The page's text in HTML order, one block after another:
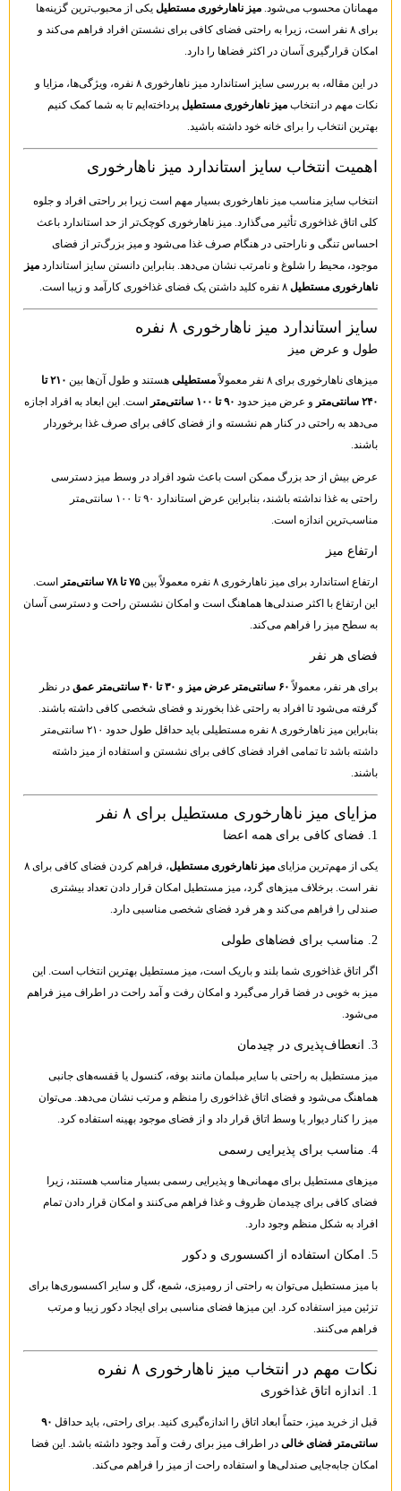
مهمانان محسوب می‌شود.میز ناهارخوری مستطیلیکی از محبوب‌ترین گزینه‌ها
برای ۸ نفر است، زیرا به راحتی فضای کافی برای نشستن افراد فراهم می‌کند و
امکان قرارگیری آسان در اکثر فضاها را دارد.
در این مقاله، به بررسی سایز استاندارد میز ناهارخوری ۸ نفره، ویژگی‌ها، مزایا و
نکات مهم در انتخابمیز ناهارخوری مستطیلپرداخته‌ایم تا به شما کمک کنیم
بهترین انتخاب را برای خانه خود داشته باشید.
اهمیت انتخاب سایز استاندارد میز ناهارخوری
انتخاب سایز مناسب میز ناهارخوری بسیار مهم است زیرا بر راحتی افراد و جلوه
کلی اتاق غذاخوری تأثیر می‌گذارد. میز ناهارخوری کوچک‌تر از حد استاندارد باعث
احساس تنگی و ناراحتی در هنگام صرف غذا می‌شود و میز بزرگ‌تر از فضای
موجود، محیط را شلوغ و نامرتب نشان می‌دهد. بنابراین دانستن سایز استانداردمیز
ناهارخوری مستطیل۸ نفره کلید داشتن یک فضای غذاخوری کارآمد و زیبا است.
سایز استاندارد میز ناهارخوری ۸ نفره
طول و عرض میز
میزهای ناهارخوری برای ۸ نفر معمولاً مستطیلیهستند و طول آن‌ها بین
۲۱۰ تا
و عرض میز حدود۹۰ تا ۱۰۰ سانتی‌متر
است. این ابعاد به افراد اجازه
می‌دهد به راحتی در کنار هم نشسته و از فضای کافی برای صرف غذا برخوردار
باشند.
عرض بیش از حد بزرگ ممکن است باعث شود افراد در وسط میز دسترسی
راحتی به غذا نداشته باشند، بنابراین عرض استاندارد ۹۰ تا ۱۰۰ سانتی‌متر
مناسب‌ترین اندازه است.
ارتفاع میز
ارتفاع استاندارد برای میز ناهارخوری ۸ نفره معمولاً بین ۷۵ تا ۷۸ سانتی‌متر
است.
این ارتفاع با اکثر صندلی‌ها هماهنگ است و امکان نشستن راحت و دسترسی آسان
به سطح میز را فراهم می‌کند.
فضای هر نفر
برای هر نفر، معمولاً۶۰ سانتی‌متر عرض میز و۳۰ تا ۴۰ سانتی‌متر عمق
در نظر
گرفته می‌شود تا افراد به راحتی غذا بخورند و فضای شخصی کافی داشته باشند.
بنابراین میز ناهارخوری ۸ نفره مستطیلی باید حداقل طول حدود ۲۱۰ سانتی‌متر
داشته باشد تا تمامی افراد فضای کافی برای نشستن و استفاده از میز داشته
باشند.
مزایای میز ناهارخوری مستطیل برای ۸ نفر
یکی از مهم‌ترین مزایایمیز ناهارخوری مستطیل
، فراهم کردن فضای کافی برای ۸
نفر است. برخلاف میزهای گرد، میز مستطیل امکان قرار دادن تعداد بیشتری
صندلی را فراهم می‌کند و هر فرد فضای شخصی مناسبی دارد.
اگر اتاق غذاخوری شما بلند و باریک است، میز مستطیل بهترین انتخاب است. این
میز به خوبی در فضا قرار می‌گیرد و امکان رفت و آمد راحت در اطراف میز فراهم
می‌شود.
میز مستطیل به راحتی با سایر مبلمان مانند بوفه، کنسول یا قفسه‌های جانبی
هماهنگ می‌شود و فضای اتاق غذاخوری را منظم و مرتب نشان می‌دهد. می‌توان
میز را کنار دیوار یا وسط اتاق قرار داد و از فضای موجود بهینه استفاده کرد.
میزهای مستطیل برای مهمانی‌ها و پذیرایی رسمی بسیار مناسب هستند، زیرا
فضای کافی برای چیدمان ظروف و غذا فراهم می‌کنند و امکان قرار دادن تمام
افراد به شکل منظم وجود دارد.
با میز مستطیل می‌توان به راحتی از رومیزی، شمع، گل و سایر اکسسوری‌ها برای
تزئین میز استفاده کرد. این میزها فضای مناسبی برای ایجاد دکور زیبا و مرتب
فراهم می‌کنند.
نکات مهم در انتخاب میز ناهارخوری ۸ نفره
قبل از خرید میز، حتماً ابعاد اتاق را اندازه‌گیری کنید. برای راحتی، باید حداقل۹۰
سانتی‌متر فضای خالیدر اطراف میز برای رفت و آمد وجود داشته باشد. این فضا
امکان جابه‌جایی صندلی‌ها و استفاده راحت از میز را فراهم می‌کند.